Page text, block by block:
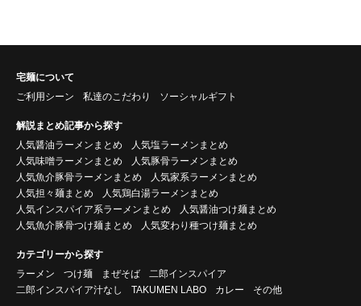
宅麺について
ご利用シーン
私達のこだわり ソーシャルギフト
解説まとめ記事から探す
人気醤油ラーメンまとめ
人気塩ラーメンまとめ
人気味噌ラーメンまとめ
人気豚骨ラーメンまとめ
人気魚介豚骨ラーメンまとめ
人気家系ラーメンまとめ
人気担々麺まとめ
人気鶏白湯ラーメンまとめ
人気インスパイア系ラーメンまとめ
人気醤油つけ麺まとめ
人気魚介豚骨つけ麺まとめ
人気変わり種つけ麺まとめ
カテゴリーから探す
ラーメン
つけ麺 まぜそば
二郎インスパイア
二郎インスパイア汁なし
TAKUMEN LABO カレー その他